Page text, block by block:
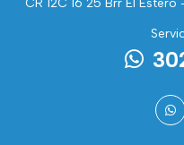
CR 12C 16 25 Brr El